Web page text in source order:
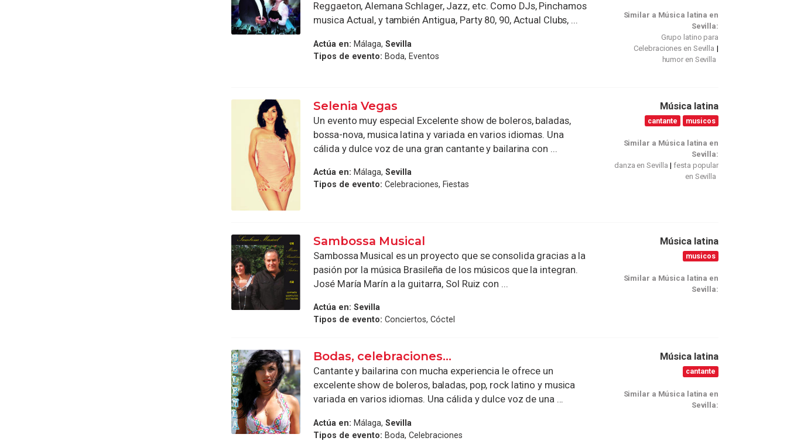
Reggaeton, Alemana Schlager, Jazz, etc. Como DJs, Pinchamos
musica Actual, y también Antigua, Party 80, 90, Actual Clubs, ...
Actúa en: Málaga,Sevilla
Tipos de evento: Boda, Eventos
Similar a Música latina en
Sevilla:
Grupo latino para
Celebraciones en Sevilla
humor en Sevilla
Selenia Vegas
Un evento muy especial Excelente show de boleros, baladas,
bossa-nova, musica latina y variada en varios idiomas. Una
cálida y dulce voz de una gran cantante y bailarina con ...
Actúa en: Málaga,Sevilla
Tipos de evento: Celebraciones, Fiestas
Música latina
cantante musicos
Similar a Música latina en
Sevilla:
danza en Sevilla
festa popular
en Sevilla
Sambossa Musical
Sambossa Musical es un proyecto que se consolida gracias a la
pasión por la música Brasileña de los músicos que la integran.
José María Marín a la guitarra, Sol Ruiz con ...
Actúa en: Sevilla
Tipos de evento: Conciertos, Cóctel
Música latina
musicos
Similar a Música latina en
Sevilla:
Bodas, celebraciones...
Cantante y bailarina con mucha experiencia le ofrece un
excelente show de boleros, baladas, pop, rock latino y musica
variada en varios idiomas. Una cálida y dulce voz de una ...
Actúa en: Málaga,Sevilla
Tipos de evento: Boda, Celebraciones
Música latina
cantante
Similar a Música latina en
Sevilla: